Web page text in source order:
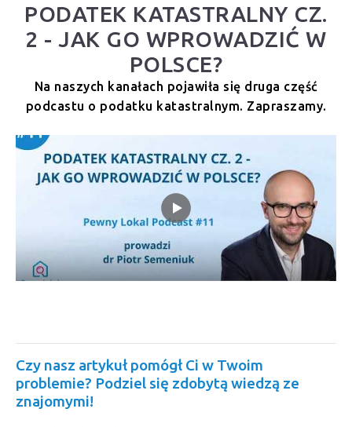
PODATEK KATASTRALNY CZ.
2 - JAK GO WPROWADZIĆ W
POLSCE?
Na naszych kanałach pojawiła się druga część
podcastu o podatku katastralnym. Zapraszamy.
Czy nasz artykuł pomógł Ci w Twoim
problemie? Podziel się zdobytą wiedzą ze
znajomymi!